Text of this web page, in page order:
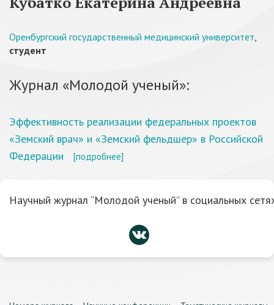
Оренбургский государственный медицинский университет,
студент
Журнал «Молодой ученый»:
Эффективность реализации федеральных проектов
«Земский врач» и «Земский фельдшер» в Российской
Федерации
[подробнее]
Научный журнал “Молодой ученый” в социальных